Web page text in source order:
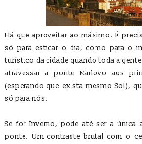
Há que aproveitar ao máximo. É
só para esticar o dia, como para o
turístico da cidade quando toda a
atravessar a ponte Karlovo aos
(esperando que exista mesmo Sol),
só para nós.
Se for Inverno, pode até ser a única
ponte. Um contraste brutal com o